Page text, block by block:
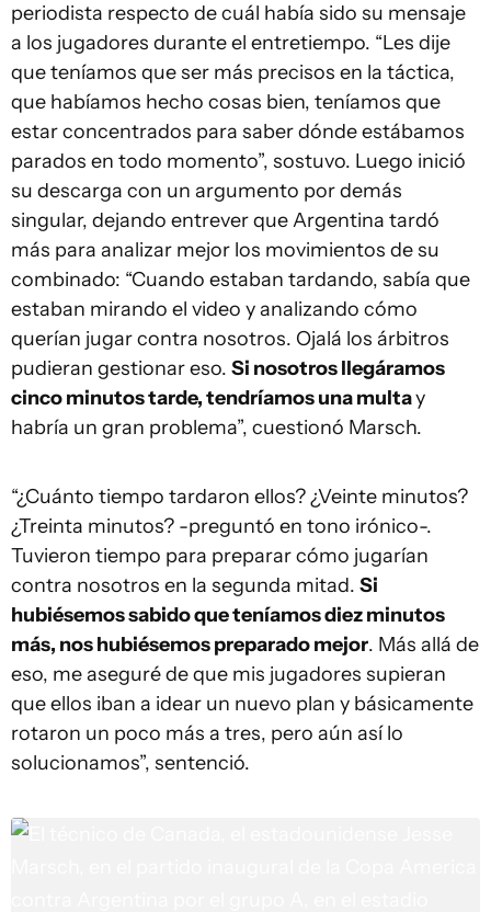
periodista respecto de cuál había sido su mensaje
a los jugadores durante el entretiempo. “Les dije
que teníamos que ser más precisos en la táctica,
que habíamos hecho cosas bien, teníamos que
estar concentrados para saber dónde estábamos
parados en todo momento”, sostuvo. Luego inició
su descarga con un argumento por demás
singular, dejando entrever que Argentina tardó
más para analizar mejor los movimientos de su
combinado: “Cuando estaban tardando, sabía que
estaban mirando el video y analizando cómo
querían jugar contra nosotros. Ojalá los árbitros
pudieran gestionar eso. Si nosotros llegáramos
cinco minutos tarde, tendríamos una multay
habría un gran problema”, cuestionó Marsch.
“¿Cuánto tiempo tardaron ellos? ¿Veinte minutos?
¿Treinta minutos? -preguntó en tono irónico-.
Tuvieron tiempo para preparar cómo jugarían
contra nosotros en la segunda mitad. Si
hubiésemos sabido que teníamos diez minutos
más, nos hubiésemos preparado mejor. Más allá de
eso, me aseguré de que mis jugadores supieran
que ellos iban a idear un nuevo plan y básicamente
rotaron un poco más a tres, pero aún así lo
solucionamos”, sentenció.